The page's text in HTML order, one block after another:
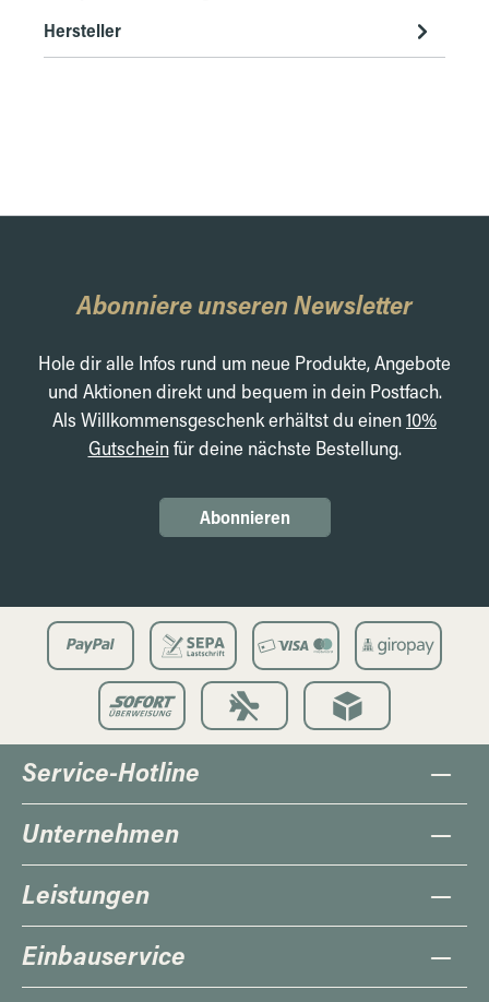
Hersteller
Abonniere unseren Newsletter
Hole dir alle Infos rund um neue Produkte, Angebote
und Aktionen direkt und bequem in dein Postfach.
Als Willkommensgeschenk erhältst du einen10%
Gutscheinfür deine nächste Bestellung.
Abonnieren
Service-Hotline
Unternehmen
Leistungen
Einbauservice